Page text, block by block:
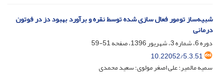
شبیه‌ساز تومور فعال سازی شده توسط نقره و برآورد بهبود دز در فوتون
درمانی
دوره 6، شماره 3، شهریور 1396، صفحه
51-59
10.22052/5.3.51
سمیه مالمیر؛ علی اصغر مولوی؛ سعید محمدی